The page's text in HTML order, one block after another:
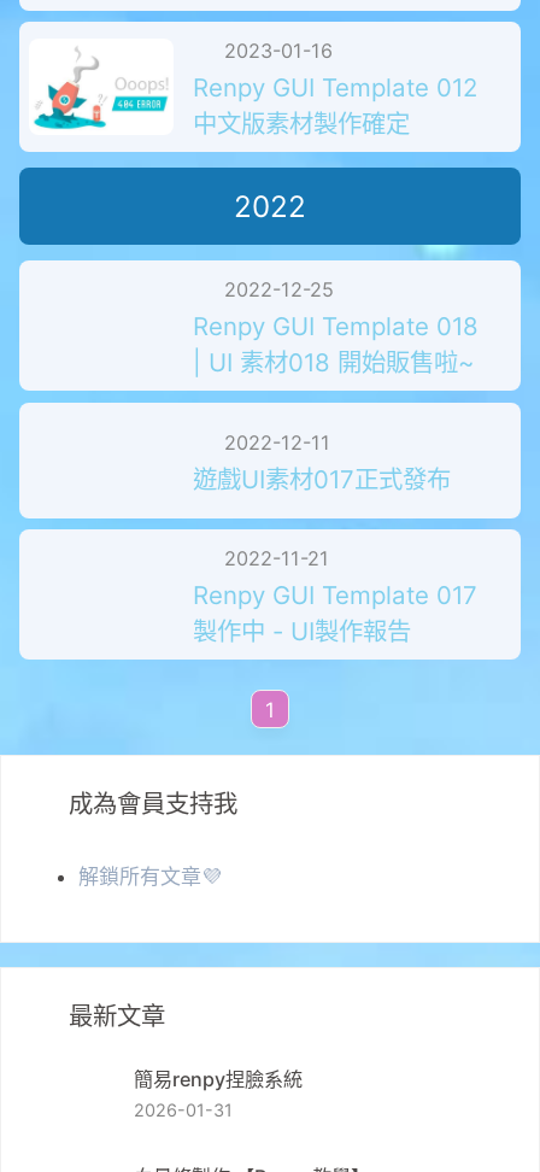
Renpy GUI Template 012
中文版素材製作確定
2022
Renpy GUI Template 018
| UI 素材018 開始販售啦~
2022-12-11
遊戲UI素材017正式發布
Renpy GUI Template 017
製作中 - UI製作報告
1
成為會員支持我
最新文章
簡易renpy捏臉系統